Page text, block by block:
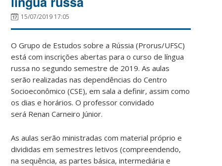
15/07/2019 17:05
O Grupo de Estudos sobre a Rússia (Prorus/UFSC)
está com inscrições abertas para o curso de língua
russa no segundo semestre de 2019. As aulas
serão realizadas nas dependências do Centro
Socioeconômico (CSE), em sala a definir, assim como
os dias e horários. O professor convidado
será Renan Carneiro Júnior.
As aulas serão ministradas com material próprio e
divididas em semestres letivos (compreendendo,
na sequência, as partes básica, intermediária e